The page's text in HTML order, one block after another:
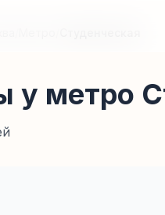
у метро